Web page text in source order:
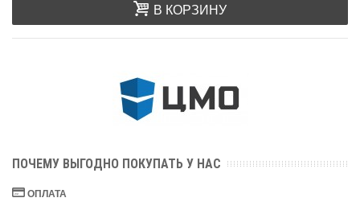
В КОРЗИНУ
ПОЧЕМУ ВЫГОДНО ПОКУПАТЬ У НАС
ОПЛАТА